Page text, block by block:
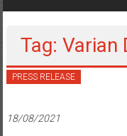
Tag: Varian
PRESS RELEASE
18/08/2021